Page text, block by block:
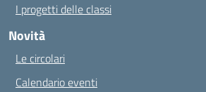
I progetti delle classi
Novità
Le circolari
Calendario eventi